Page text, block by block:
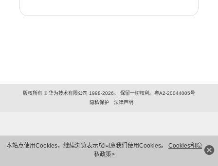
本站点使用Cookies，继续浏览表示您同意我们使用Cookies。 Cookies和隐
私政策>
版权所有 © 华为技术有限公司 1998-2026。 保留一切权利。粤A2-20044005号
隐私保护
法律声明